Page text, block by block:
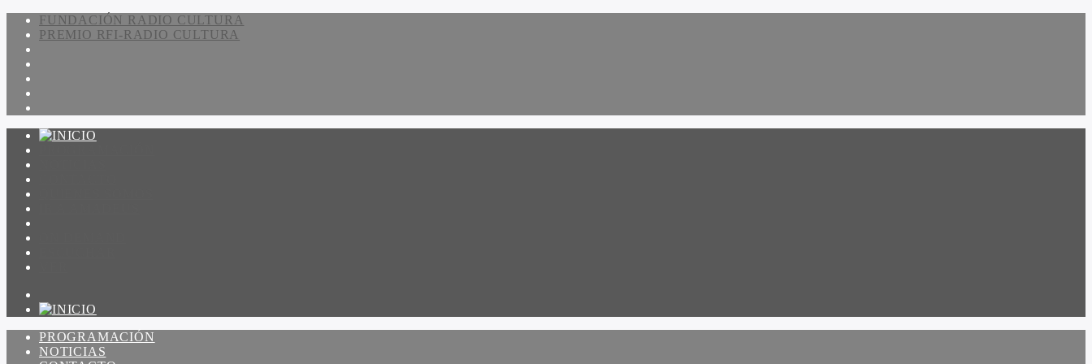
FUNDACIÓN RADIO CULTURA
PREMIO RFI-RADIO CULTURA
PROGRAMACIÓN
NOTICIAS